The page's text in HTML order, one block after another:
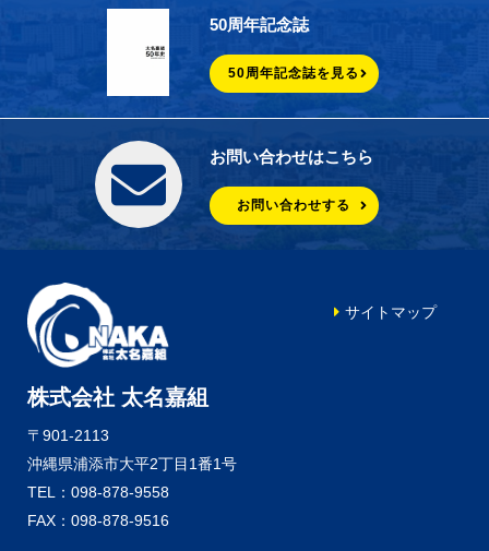
50周年記念誌
50周年記念誌を見る
お問い合わせはこちら
お問い合わせする
株式会社 太名嘉組
〒901-2113
沖縄県浦添市大平2丁目1番1号
TEL：098-878-9558
FAX：098-878-9516
サイトマップ